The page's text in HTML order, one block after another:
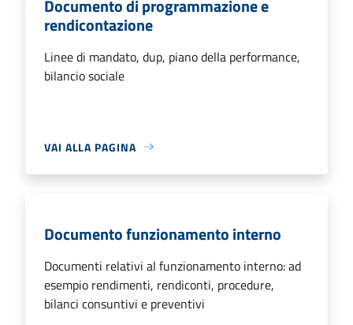
Documento di programmazione e
rendicontazione
Linee di mandato, dup, piano della performance,
bilancio sociale
VAI ALLA PAGINA
Documento funzionamento interno
Documenti relativi al funzionamento interno: ad
esempio rendimenti, rendiconti, procedure,
bilanci consuntivi e preventivi